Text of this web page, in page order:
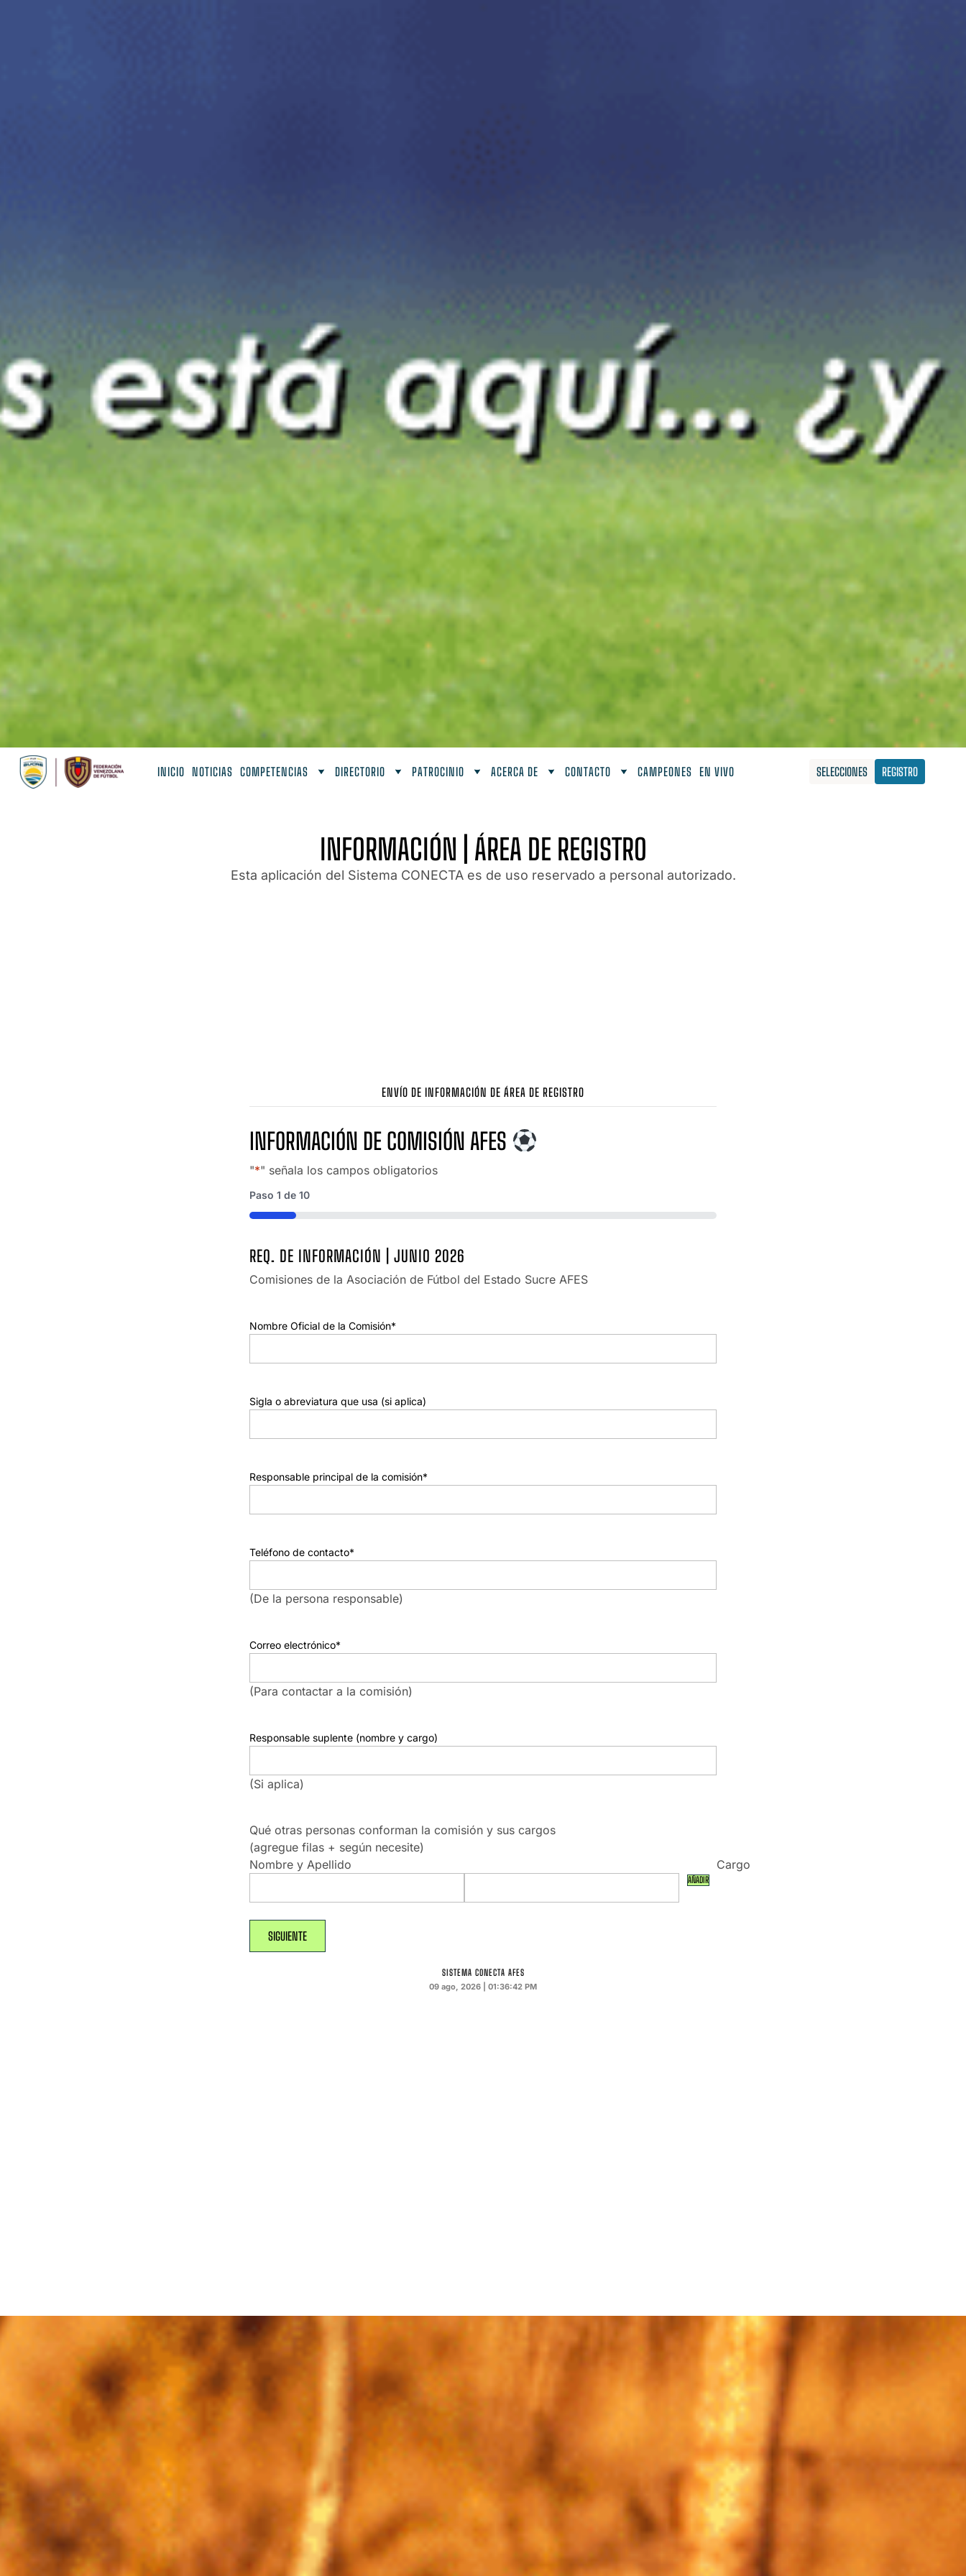
INICIO NOTICIAS COMPETENCIAS DIRECTORIO PATROCINIO ACERCA DE CONTACTO CAMPEONES EN VIVO SELECCIONES REGISTRO
INFORMACIÓN | ÁREA DE REGISTRO
Esta aplicación del Sistema CONECTA es de uso reservado a personal autorizado.
ENVÍO DE INFORMACIÓN DE ÁREA DE REGISTRO
INFORMACIÓN DE COMISIÓN AFES
"*" señala los campos obligatorios
Paso 1 de 10
10%
REQ. DE INFORMACIÓN | JUNIO 2026
Comisiones de la Asociación de Fútbol del Estado Sucre AFES
Nombre Oficial de la Comisión*
Sigla o abreviatura que usa (si aplica)
Responsable principal de la comisión*
Teléfono de contacto*
(De la persona responsable)
Correo electrónico*
(Para contactar a la comisión)
Responsable suplente (nombre y cargo)
(Si aplica)
Qué otras personas conforman la comisión y sus cargos
(agregue filas + según necesite)
Nombre y Apellido
Cargo
AÑADIR
SISTEMA CONECTA AFES
09 ago, 2026 | 01:36:44 PM